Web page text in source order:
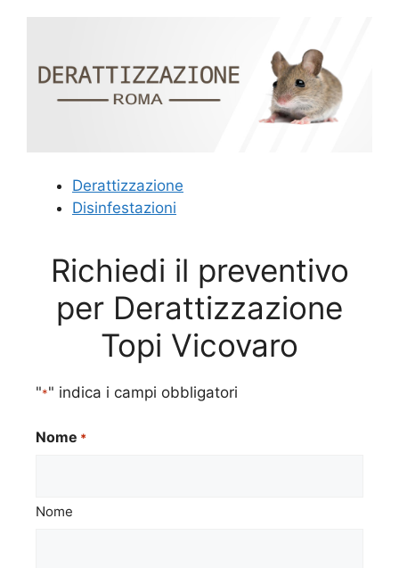
Derattizzazione
Disinfestazioni
Richiedi il preventivo
per Derattizzazione
Topi Vicovaro
"*" indica i campi obbligatori
Nome *
Nome